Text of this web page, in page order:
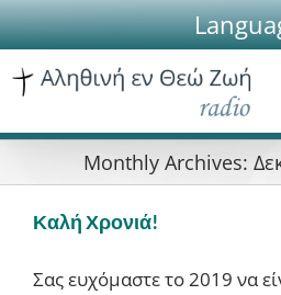
Skip
to
content
Monthly Archives:
Καλή Χρονιά!
Σας ευχόμαστε το 2019 να